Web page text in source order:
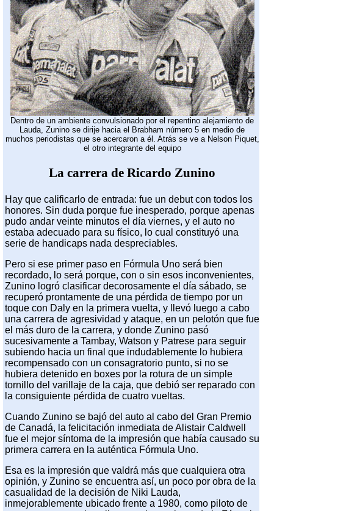
Dentro de un ambiente convulsionado por el repentino alejamiento de
Lauda, Zunino se dirije hacia el Brabham número 5 en medio de
muchos periodistas que se acercaron a él. Atrás se ve a Nelson Piquet,
el otro integrante del equipo
La carrera de Ricardo Zunino
Hay que calificarlo de entrada: fue un debut con todos los
honores. Sin duda porque fue inesperado, porque apenas
pudo andar veinte minutos el día viernes, y el auto no
estaba adecuado para su físico, lo cual constituyó una
serie de handicaps nada despreciables.
Pero si ese primer paso en Fórmula Uno será bien
recordado, lo será porque, con o sin esos inconvenientes,
Zunino logró clasificar decorosamente el día sábado, se
recuperó prontamente de una pérdida de tiempo por un
toque con Daly en la primera vuelta, y llevó luego a cabo
una carrera de agresividad y ataque, en un pelotón que fue
el más duro de la carrera, y donde Zunino pasó
sucesivamente a Tambay, Watson y Patrese para seguir
subiendo hacia un final que indudablemente lo hubiera
recompensado con un consagratorio punto, si no se
hubiera detenido en boxes por la rotura de un simple
tornillo del varillaje de la caja, que debió ser reparado con
la consiguiente pérdida de cuatro vueltas.
Cuando Zunino se bajó del auto al cabo del Gran Premio
de Canadá, la felicitación inmediata de Alistair Caldwell
fue el mejor síntoma de la impresión que había causado su
primera carrera en la auténtica Fórmula Uno.
Esa es la impresión que valdrá más que cualquiera otra
opinión, y Zunino se encuentra así, un poco por obra de la
casualidad de la decisión de Niki Lauda,
inmejorablemente ubicado frente a 1980, como piloto de